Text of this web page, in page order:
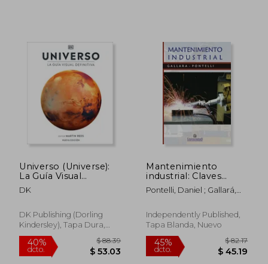
45%
dcto.
$ 707.67
$ 389.22
40%
dcto.
Universo (Universe):
La Guía Visual
Definitiva
DK
DK Publishing (Dorling
Kindersley), Tapa Dura,
Nuevo
Mantenimiento
industrial: Claves
esenciales para
cualquier empresa
Pontelli, Daniel ; Gallará,
Independently Published,
Tapa Blanda, Nuevo